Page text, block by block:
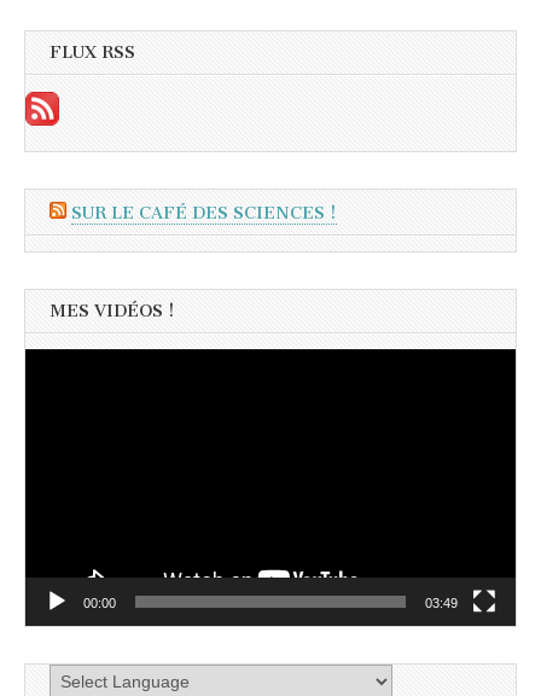
FLUX RSS
SUR LE CAFÉ DES SCIENCES !
MES VIDÉOS !
00:00 03:49